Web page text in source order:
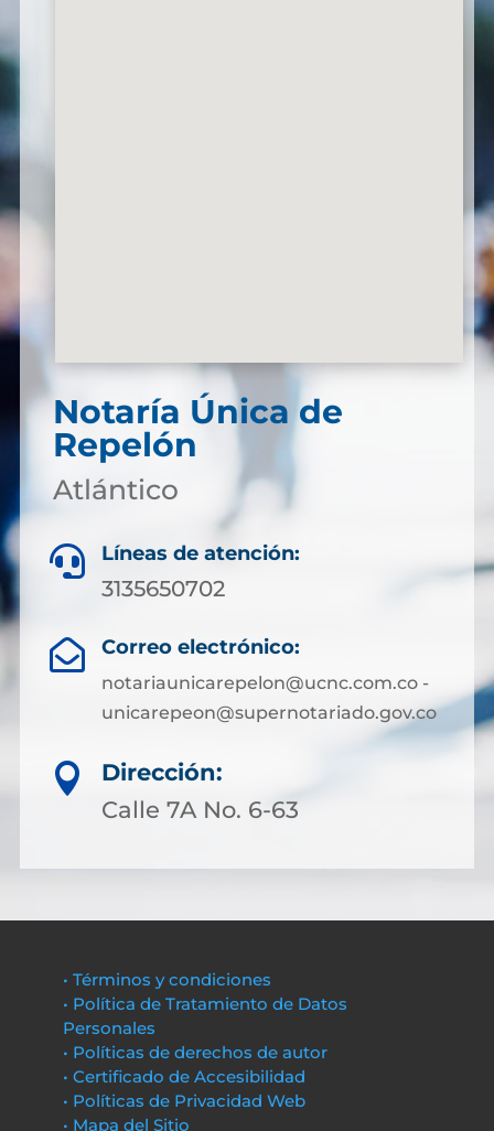
Notaría Única de
Repelón
Atlántico
 Líneas de atención:
3135650702
 Correo electrónico:
notariaunicarepelon@ucnc.com.co -
unicarepeon@supernotariado.gov.co

Dirección:
Calle 7A No. 6-63
• Términos y condiciones
• Política de Tratamiento de Datos
Personales
• Políticas de derechos de autor
• Certificado de Accesibilidad
• Políticas de Privacidad Web
• Mapa del Sitio